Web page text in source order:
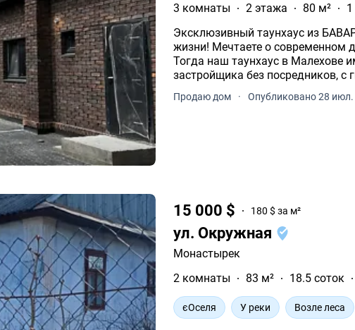
3 комнаты
2 этажа 80 м²
Эксклюзивный таунхаус из БАВАРСКОЙ
жизни! Мечтаете о современном доме в живописном пригороде Львова?
Тогда наш таунхаус в Малехове именно для вас! Прямая продажа от
застройщика без посредников, с гибкими условиями оплаты и
Продаю дом · Опубликовано 28 июл.
15 000 $ 180 $ за м²
ул. Окружная
Монастырек
2 комнаты
83 м² 18.5 соток
єОселя У реки Возле леса